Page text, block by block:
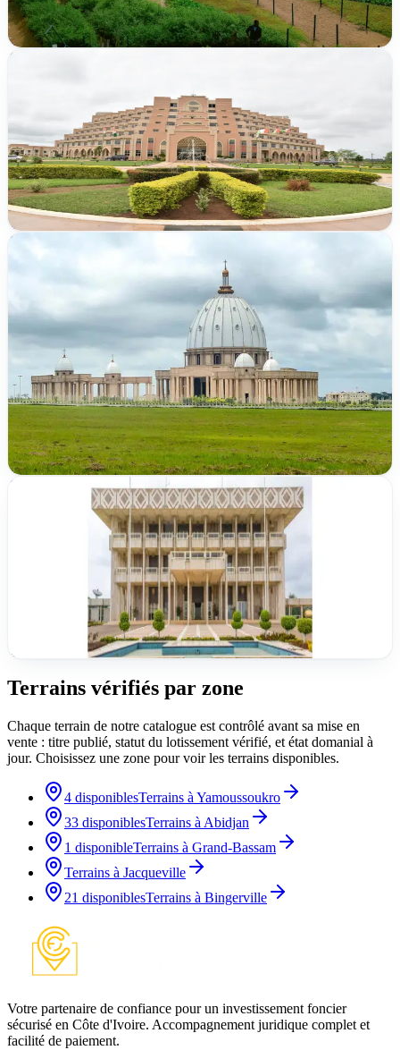
1/1 lots disponibles
TER-2026-35B29
Yamoussoukro
Yakro - GSPM
500 m²
TER-2026-QNLN7
Att. villageoise
Yamoussoukro
Quartier Belle Côte
500 m²
2 /2 lots disponibles
TER-2026-74D9C
ACD publié
15 000 000 FCFA
Yamoussoukro
Kpoussoussou
TER-2026-D6C65
Terrains vérifiés par zone
Chaque terrain de notre catalogue est contrôlé avant sa mise en
vente : titre publié, statut du lotissement vérifié, et état domanial à
jour. Choisissez une zone pour voir les terrains disponibles.
4 disponiblesTerrains à Yamoussoukro
33 disponiblesTerrains à Abidjan
1 disponibleTerrains à Grand-Bassam
Terrains à Jacqueville
21 disponiblesTerrains à Bingerville
Votre partenaire de confiance pour un investissement foncier
sécurisé en Côte d'Ivoire. Accompagnement juridique complet et
facilité de paiement.